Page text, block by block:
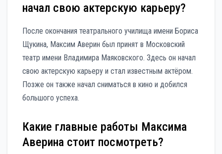
начал свою актерскую карьеру?
После окончания театрального училища имени Бориса
Щукина, Максим Аверин был принят в Московский
театр имени Владимира Маяковского. Здесь он начал
свою актерскую карьеру и стал известным актёром.
Позже он также начал сниматься в кино и добился
большого успеха.
Какие главные работы Максима
Аверина стоит посмотреть?